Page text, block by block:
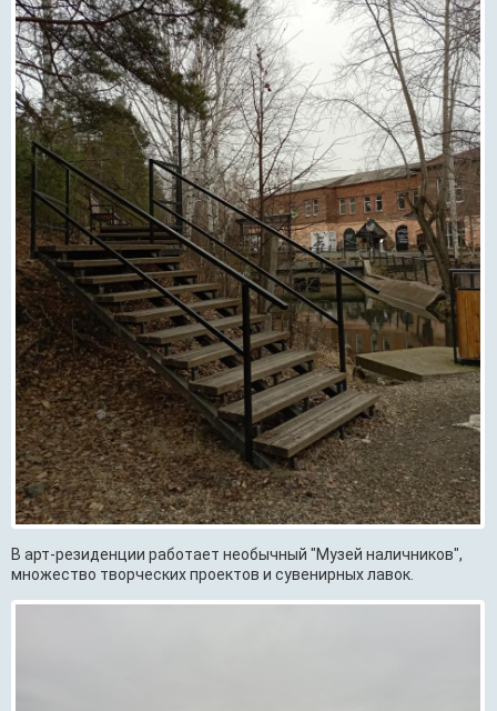
В арт-резиденции работает необычный "Музей наличников",
множество творческих проектов и сувенирных лавок.